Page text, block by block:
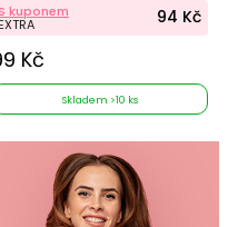
S kuponem
EXTRA 94 Kč
Kč
Skladem >10 ks